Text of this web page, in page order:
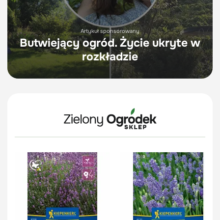
Artykuł sponsorowany
Butwiejący ogród. Życie ukryte w
rozkładzie